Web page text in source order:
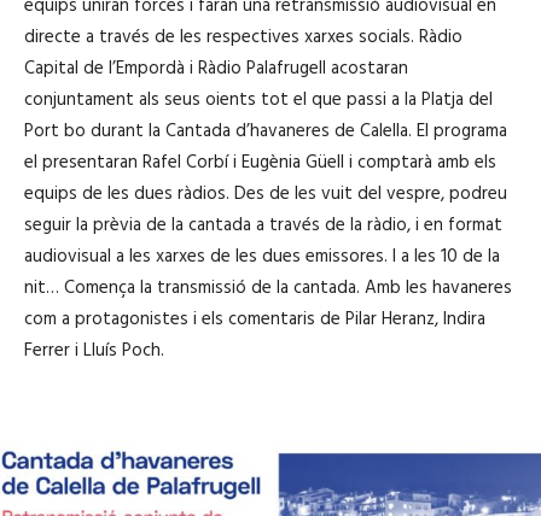
u
d
o
directe a través de les respectives xarxes socials. Ràdio
Capital de l’Empordà i Ràdio Palafrugell acostaran
conjuntament als seus oients tot el que passi a la Platja del
Port bo durant la Cantada d’havaneres de Calella. El programa
el presentaran Rafel Corbí i Eugènia Güell i comptarà amb els
equips de les dues ràdios. Des de les vuit del vespre, podreu
seguir la prèvia de la cantada a través de la ràdio, i en format
audiovisual a les xarxes de les dues emissores. I a les 10 de la
nit… Comença la transmissió de la cantada. Amb les havaneres
com a protagonistes i els comentaris de Pilar Heranz, Indira
Ferrer i Lluís Poch.